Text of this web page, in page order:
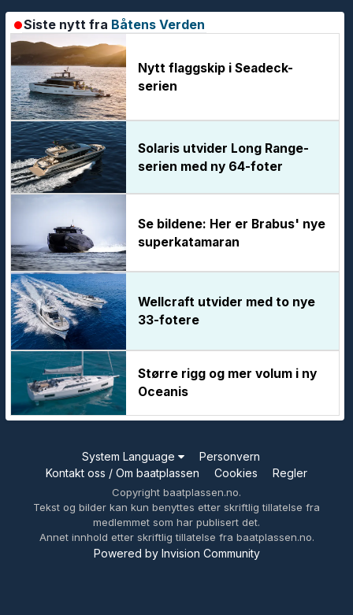
Siste nytt fra Båtens Verden
Nytt flaggskip i Seadeck-
serien
Solaris utvider Long Range-
serien med ny 64-foter
Se bildene: Her er Brabus' nye
superkatamaran
Wellcraft utvider med to nye
33-fotere
Større rigg og mer volum i ny
Oceanis
System Language
Personvern
Kontakt oss / Om baatplassen
Cookies Regler
Copyright baatplassen.no.
Tekst og bilder kan kun benyttes etter skriftlig tillatelse fra
medlemmet som har publisert det.
Annet innhold etter skriftlig tillatelse fra baatplassen.no.
Powered by Invision Community